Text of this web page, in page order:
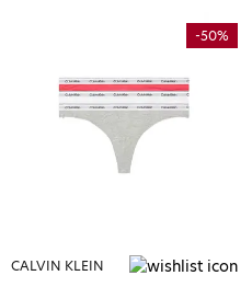
-50%
CALVIN KLEIN